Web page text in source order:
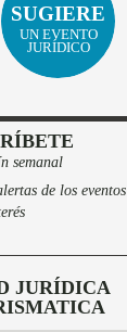
SUGIERE
UN EVENTO
JURÍDICO
semanal
de los eventos
JURÍDICA